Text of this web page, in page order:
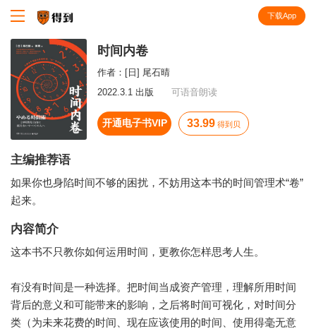
下载App
时间内卷
作者： [日] 尾石晴
2022.3.1 出版
可语音朗读
开通电子书VIP 33.99 得到贝
主编推荐语
如果你也身陷时间不够的困扰，不妨用这本书的时间管理术“卷”
起来。
内容简介
这本书不只教你如何运用时间，更教你怎样思考人生。
有没有时间是一种选择。把时间当成资产管理，理解所用时间
背后的意义和可能带来的影响，之后将时间可视化，对时间分
类（为未来花费的时间、现在应该使用的时间、使用得毫无意